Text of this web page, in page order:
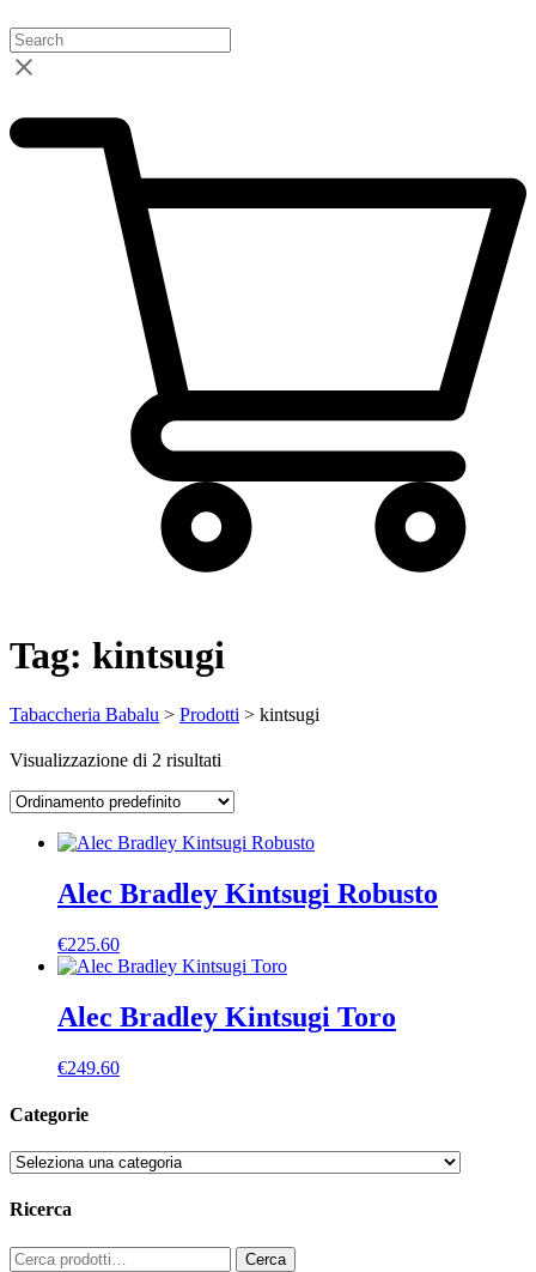
Tag: kintsugi
Tabaccheria Babalu > Prodotti > kintsugi
Visualizzazione di 2 risultati
Alec Bradley Kintsugi Robusto
€225.60
Alec Bradley Kintsugi Toro
€249.60
Categorie
Ricerca
Cerca: Cerca